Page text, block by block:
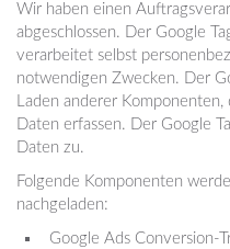
Wir haben einen
abgeschlossen. Der Google
verarbeitet selbst
notwendigen Zwecken. Der
Laden anderer
Daten erfassen. Der Google
Daten zu.
Folgende Komponenten
nachgeladen:
Google Ads Conversion-